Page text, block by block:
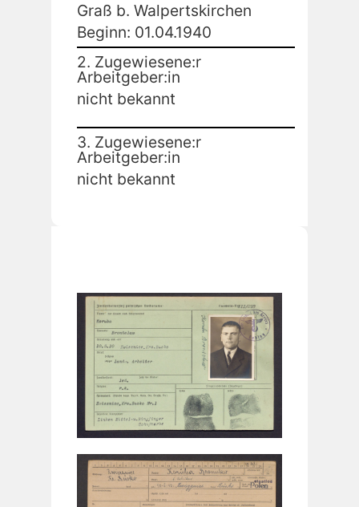
Graß b. Walpertskirchen
Beginn: 01.04.1940
2. Zugewiesene:r
Arbeitgeber:in
nicht bekannt
3. Zugewiesene:r
Arbeitgeber:in
nicht bekannt